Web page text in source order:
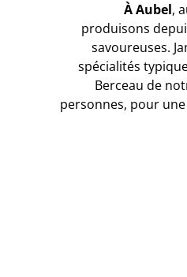
À Aubel,
produisons
savoureuses.
spécialités
Berceau de
personnes, pour